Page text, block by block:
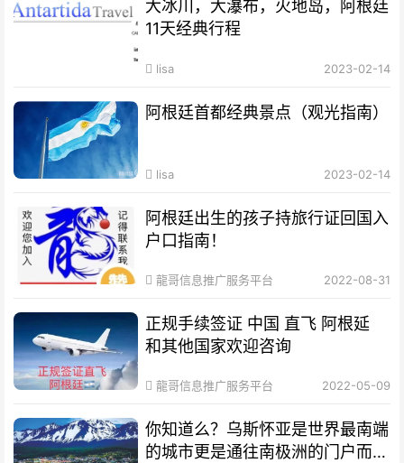
大冰川，大瀑布，火地岛，阿根廷
11天经典行程
lisa 2023-02-14
阿根廷首都经典景点（观光指南）
lisa 2023-02-14
阿根廷出生的孩子持旅行证回国入
户口指南！
龍哥信息推广服务平台 2022-08-31
正规手续签证 中国 直飞 阿根延
和其他国家欢迎咨询
龍哥信息推广服务平台 2022-05-09
你知道么？乌斯怀亚是世界最南端
的城市更是通往南极洲的门户而驰